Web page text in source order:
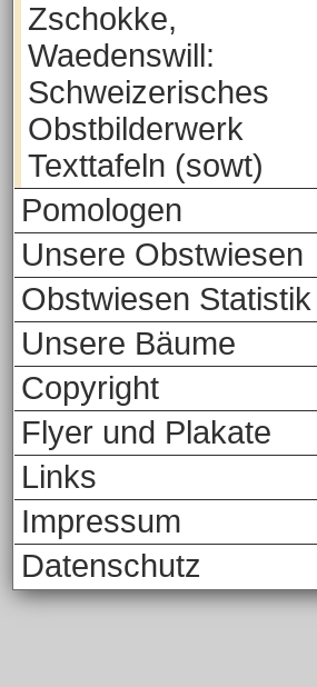
Zschokke,
Waedenswill:
Schweizerisches
Obstbilderwerk
Texttafeln (sowt)
Pomologen
Unsere Obstwiesen
Obstwiesen Statistik
Unsere Bäume
Copyright
Flyer und Plakate
Links
Impressum
Datenschutz